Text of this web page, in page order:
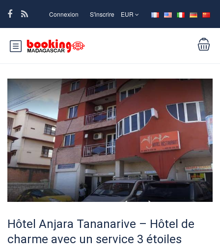
Connexion S'inscrire EUR
Hôtel Anjara Tananarive – Hôtel de
charme avec un service 3 étoiles